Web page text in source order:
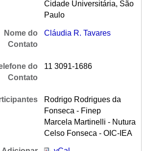
Cidade Universitária, São
Paulo
Nome do
Contato
Cláudia R. Tavares
do
Contato
11 3091-1686
Rodrigo Rodrigues da
Fonseca - Finep
Marcela Martinelli - Nutura
Celso Fonseca - OIC-IEA